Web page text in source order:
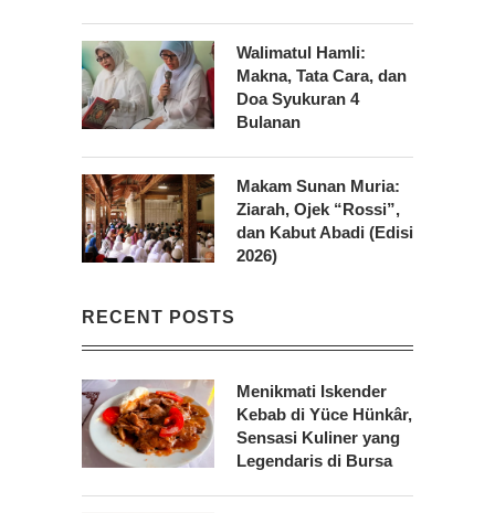
Walimatul Hamli:
Makna, Tata Cara, dan
Doa Syukuran 4
Bulanan
Makam Sunan Muria:
Ziarah, Ojek “Rossi”,
dan Kabut Abadi (Edisi
2026)
RECENT POSTS
Menikmati Iskender
Kebab di Yüce Hünkâr,
Sensasi Kuliner yang
Legendaris di Bursa